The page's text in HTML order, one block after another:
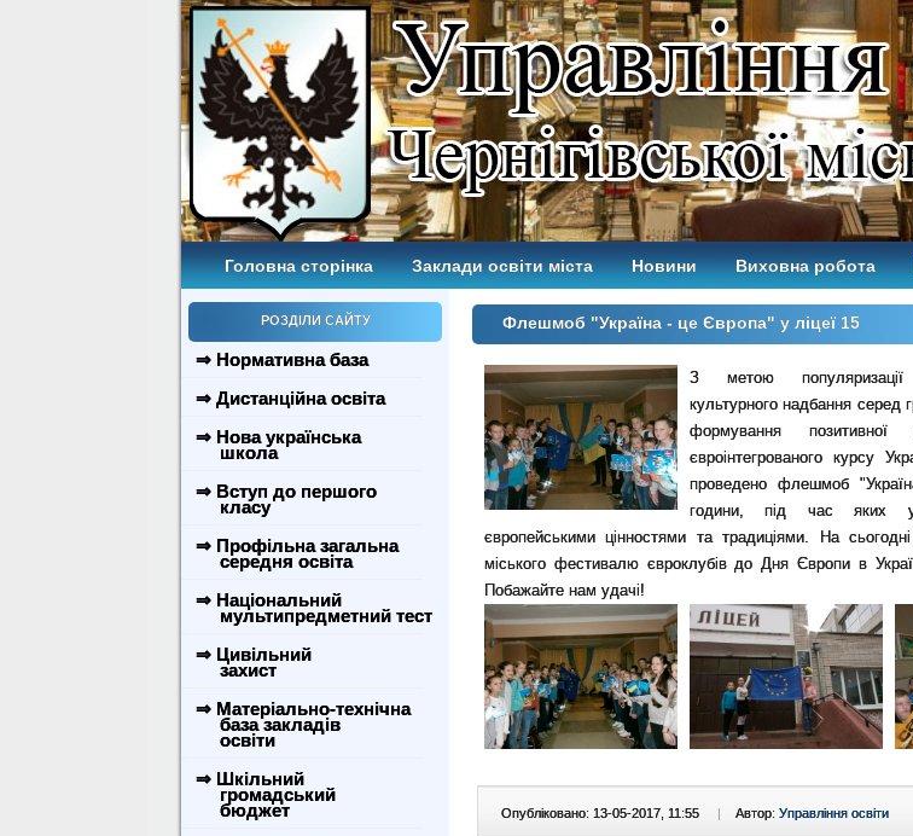
Головна сторінка Заклади освіти міста Новини Виховна робота
РОЗДІЛИ САЙТУ
⇒ Нормативна база
⇒ Дистанційна освіта
⇒ Нова українська
школа
⇒ Вступ до першого
класу
⇒ Профільна загальна
середня освіта
⇒ Національний
мультипредметний тест
⇒ Цивільний
захист
⇒ Матеріально-технічна
база закладів
освіти
⇒ Шкільний
громадський
бюджет
Флешмоб "Україна - це Європа" у ліцеї 15
З метою популяризації
культурного надбання серед
формування
євроінтегрованого курсу
проведено флешмоб
години, під час яких
європейськими цінностями та традиціями. На
міського фестивалю євроклубів до Дня Європи в
Побажайте нам удачі!
Опубліковано: 13-05-2017, 11:55 | Автор: Управління освіти